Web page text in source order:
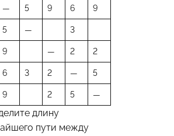
— 5 9 6 9
5 — 3
9 — 2 2
6 3 2 — 5
9 2 5 —
длину
пути между